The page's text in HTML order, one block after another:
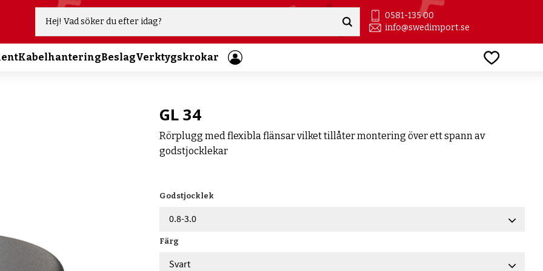
0581-135 00
info@swedimport.se
KabelhanteringBeslagVerktygskrokar
GL 34
Rörplugg med flexibla flänsar vilket tillåter montering över ett spann av
godstjocklekar
Godstjocklek
Färg